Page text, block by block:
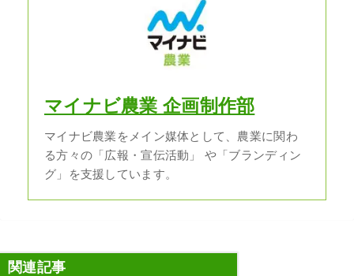
マイナビ農業 企画制作部
マイナビ農業をメイン媒体として、農業に関わ
る方々の「広報・宣伝活動」 や「ブランディン
グ」を支援しています。
関連記事